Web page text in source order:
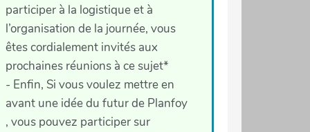
participer à la logistique et à
l’organisation de la journée, vous
êtes cordialement invités aux
prochaines réunions à ce sujet*
- Enfin, Si vous voulez mettre en
avant une idée du futur de Planfoy
, vous pouvez participer sur